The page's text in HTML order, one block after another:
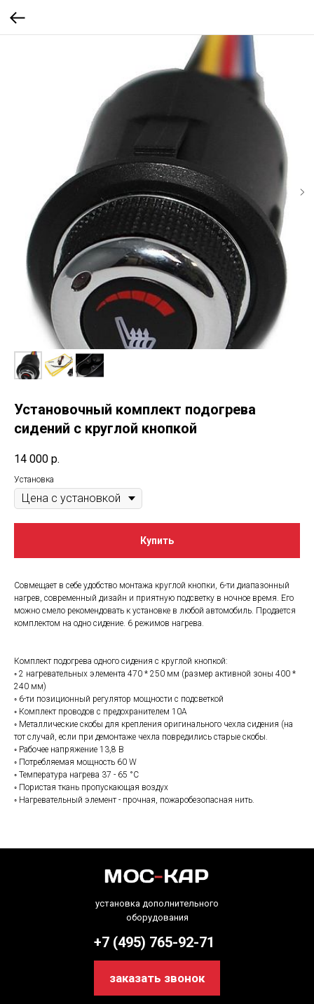
Установочный комплект подогрева
сидений с круглой кнопкой
14 000 р.
Установка
Купить
Совмещает в себе удобство монтажа круглой кнопки, 6-ти диапазонный
нагрев, современный дизайн и приятную подсветку в ночное время. Его
можно смело рекомендовать к установке в любой автомобиль. Продается
комплектом на одно сидение. 6 режимов нагрева.
Комплект подогрева одного сидения с круглой кнопкой:
◦ 2 нагревательных элемента 470 * 250 мм (размер активной зоны 400 *
240 мм)
◦ 6-ти позиционный регулятор мощности с подсветкой
◦ Комплект проводов с предохранителем 10А
◦ Металлические скобы для крепления оригинального чехла сидения (на
тот случай, если при демонтаже чехла повредились старые скобы.
◦ Рабочее напряжение 13,8 В
◦ Потребляемая мощность 60 W
◦ Температура нагрева 37 - 65 °С
◦ Пористая ткань пропускающая воздух
◦ Нагревательный элемент - прочная, пожаробезопасная нить.
+7 (495) 765-92-71
установка дополнительного
оборудования
заказать звонок